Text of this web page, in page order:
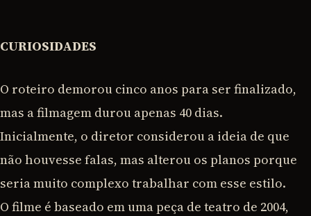
CURIOSIDADES
O roteiro demorou cinco anos para ser finalizado,
mas a filmagem durou apenas 40 dias.
Inicialmente, o diretor considerou a ideia de que
não houvesse falas, mas alterou os planos porque
seria muito complexo trabalhar com esse estilo.
O filme é baseado em uma peça de teatro de 2004,